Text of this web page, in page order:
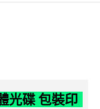
光碟 包裝印